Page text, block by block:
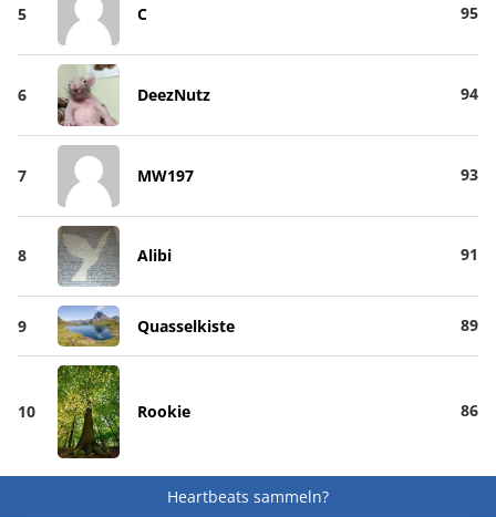
5 C 95
6 DeezNutz 94
7 MW197 93
8 Alibi 91
9 Quasselkiste 89
10 Rookie 86
Heartbeats sammeln?